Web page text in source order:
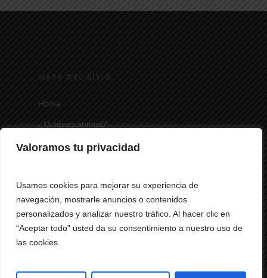
Valoramos tu privacidad
Usamos cookies para mejorar su experiencia de
navegación, mostrarle anuncios o contenidos
personalizados y analizar nuestro tráfico. Al hacer clic en
“Aceptar todo” usted da su consentimiento a nuestro uso de
las cookies.
MAPA DEL SITIO
Home
¿Quiénes somos?
Colecciones